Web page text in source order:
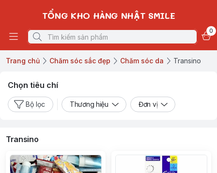
TỔNG KHO HÀNG NHẬT SMILE
0
Trang chủ Chăm sóc sắc đẹp Chăm sóc da Transino
Chọn tiêu chí
Bộ lọc Thương hiệu Đơn vị
Transino